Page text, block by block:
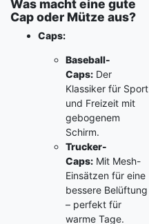
Was macht eine gute
Cap oder Mütze aus?
Caps:
Baseball-
Caps: Der
Klassiker für Sport
und Freizeit mit
gebogenem
Schirm.
Trucker-
Caps: Mit Mesh-
Einsätzen für eine
bessere Belüftung
– perfekt für
warme Tage.